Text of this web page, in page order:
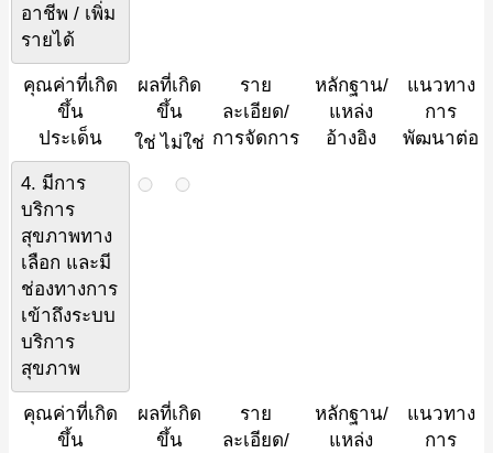
อาชีพ / เพิ่ม
รายได้
คุณค่าที่เกิด
ขึ้น
ประเด็น
ผลที่เกิด
ขึ้น
ราย
ละเอียด/
การจัดการ
หลักฐาน/
แหล่ง
อ้างอิง
แนวทาง
การ
พัฒนาต่อ
ใช่ ไม่ใช่
4. มีการ
บริการ
สุขภาพทาง
เลือก และมี
ช่องทางการ
เข้าถึงระบบ
บริการ
สุขภาพ
คุณค่าที่เกิด
ขึ้น
ผลที่เกิด
ขึ้น
ราย
ละเอียด/
หลักฐาน/
แหล่ง
แนวทาง
การ